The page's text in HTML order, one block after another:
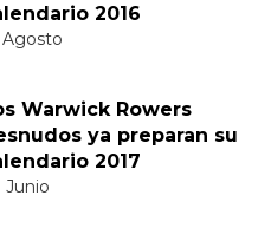
2016
Agosto
Warwick Rowers
ya preparan su
2017
Junio